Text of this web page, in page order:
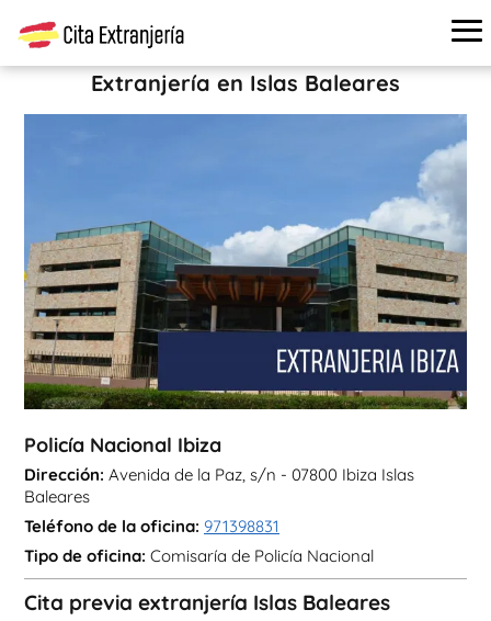
Cita extranjería › Oficinas de extranjería
Policía Nacional Ibiza
Extranjería en Islas Baleares
Policía Nacional Ibiza
Dirección: Avenida de la Paz, s/n - 07800 Ibiza Islas
Baleares
Teléfono de la oficina: 971398831
Tipo de oficina: Comisaría de Policía Nacional
Cita previa extranjería Islas Baleares